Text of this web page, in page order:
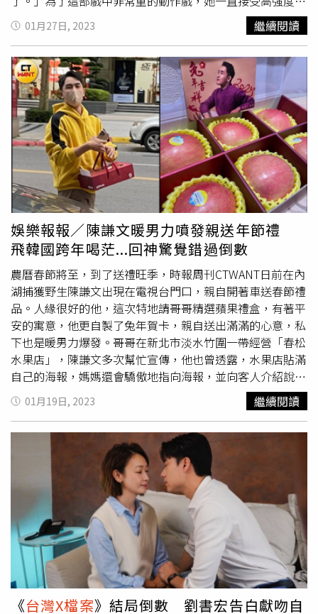
供）
訓練，就連過年假期也沒有太多休息，狂練剪刀腿，力拚為
母校爭光。涂善存剛挑戰完跨年趕場演出，也立即投入加強
訓練更為戲落髮，他笑說：「這是我在畢業當完兵後剪最短
的一次，很期待自己的演出作品。」黃仲崑、湯志偉、崔佩
儀、王傳一、王上菲、大元 林艾璇、涂善存、鍾岳軒、顏
毓麟、林芷以及近二十名在校學生演員為影集《惡靈世界》
出席開鏡儀式。（圖／世新大學提供）大元（林艾璇）自認
私下是很平易近人，她表示，因為在劇中飾演的是妖媚巫
女，需要跳驅魔舞同時還要會放電，這次最大的挑戰就是要
很嫵媚還要會跳舞，在這一塊下了苦工練習。男主角王傳一
在劇中飾演驅魔隊長，他說：「當收到劇本時非常的詫異，
怎麼會是從一個大學創作出的劇本，對於這個有相當挑戰性
的題材他非常期待。」今年已58歲的崔佩儀曾經是八點當家
花旦，首次挑戰動作奇幻片，別於以往的文藝愛情片，她笑
說：「我演過女強人、企業家、富家千金、皇后等，就是沒
有演過國家領導人，這個角色蠻有權威的，對我來說也是一
個挑戰。」她透露，去年送兒子貝克宇到美國，已不在身邊
半年多，這十幾年全部重心都在孩子身上的她，聽到貝克宇
向她說「媽媽，你最愛演戲，現在可以不用再為我犧牲，可
以好好地去拍戲」不禁讓她留下感動的眼淚，也告訴自己該
放手了，讓孩子去追尋他想要的，而她則將全心投入這部新
的作品。黃仲崑、湯志偉、崔佩儀、王傳一、王上菲、大元
林艾璇、涂善存、鍾岳軒、顏毓麟、林芷以及近二十名在校
學生演員為影集《惡靈世界》出席開鏡儀式。（圖／世新大
學提供）此次在劇中集結了許多世新校友黃仲崑、湯志偉、
王上菲、涂善存、鍾岳軒、顏毓麟等，紛紛大讚母校真的太
先進了，湯志偉驚訝表示：「當初接到這一部戲時讓我太吃
驚了！覺得我的母校怎麼這麼前進，能夠共襄盛舉真的非常
開心！」近日在八點檔《機智校園生活》也有相當亮眼成績
的鍾岳軒，這次回到母校參與演出，也覺得學校又向前更邁
進了，目前已橫跨戲劇及成為機智男孩「IT BOYZ」的他笑
說：「今年給自己的期許是『賺錢』，希望能把時間分配
好，去學習不同領域的東西。」世新大學表示，這部自製影
集除了動員許多校友之外，也透過海選，遴選出多位優秀在
校生參演，技術上除了高標準的專業設備外，也將充分結合
01月27日, 2023 繼續閱讀
娛樂報報／陳謙文暖男力噴發親送年節禮
飛韓國跨年喝茫...回神驚覺錯過倒數
農曆春節將至，到了送禮旺季，時報周刊CTWANT日前在內
湖捕獲野生陳謙文出現在電視台門口，親自開著車送春節禮
品。人緣很好的他，這次特地請哥哥精選蘋果禮盒，有著平
安的寓意，他更自製了兔年賀卡，親自送出滿滿的心意，私
下也是暖男力爆發。哥哥在新北市淡水竹圍一帶經營「春松
水果店」，陳謙文多次幫忙宣傳，他也曾透露，水果店貼滿
自己的海報，媽媽還會驕傲地指向海報，並向客人介紹說：
「這是我兒子啦！」陳謙文12歲時爸爸過世，媽媽努力扶養
他跟哥哥長大，因此家人感情凝聚力很強，現在演藝事業熬
出頭，過年禮盒他不忘給哥哥捧場，也預計包給媽媽88888
元大紅包孝敬。陳謙文去年作品豐富，包括《美麗人生》、
《機智校園生活》、《 台灣X檔案》都可看到他的演出，去
年底他把握殺青後的休息時間，飛到韓國去跨年，不過他透
露，當下他跟朋友一起喝酒準備倒數，結果他太開心而喝多
了，是跨到2023年他才回神，驚覺錯過一年一次的倒數機
會，回想起來有點捶心肝。
01月19日, 2023 繼續閱讀
《台灣X檔案》結局倒數 劉書宏告白獻吻自